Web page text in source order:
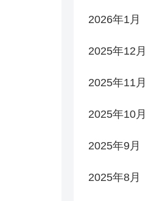
2026年1月
2025年12月
2025年11月
2025年10月
2025年9月
2025年8月